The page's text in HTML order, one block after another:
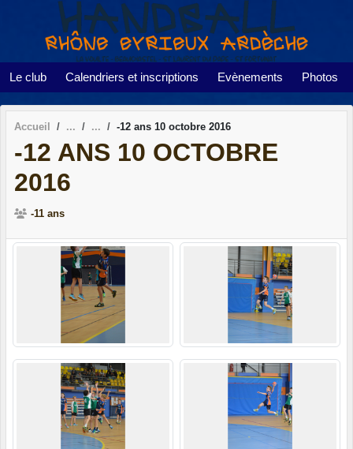
Le club Calendriers et inscriptions Evènements Photos
Accueil -12 ans 10 octobre 2016
-12 ANS 10 OCTOBRE
2016
-11 ans
Panneau de gestion des cookies